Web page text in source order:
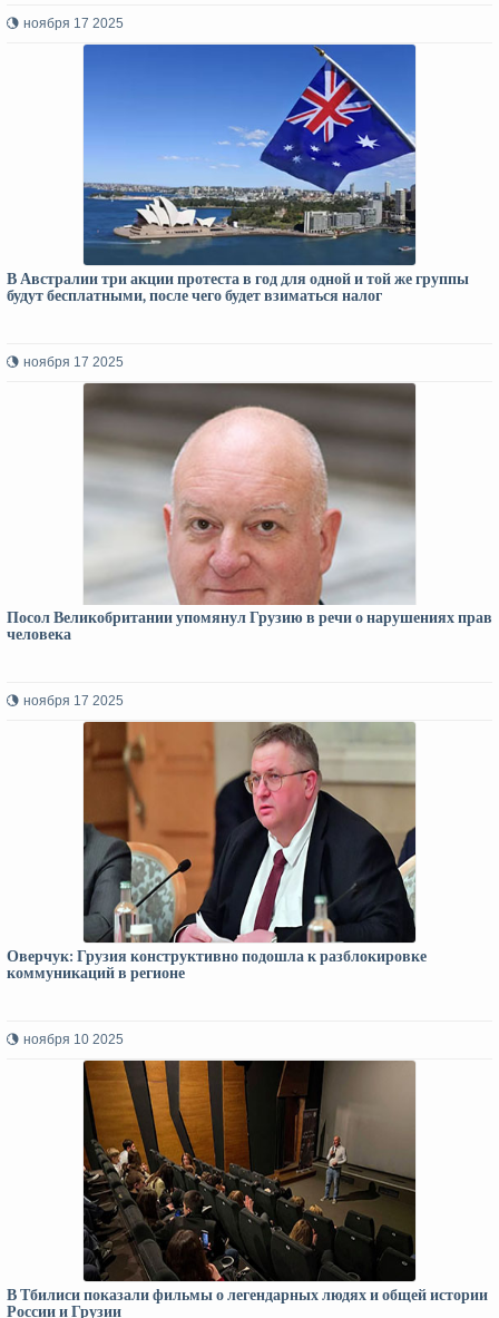
ноября 17 2025
В Австралии три акции протеста в год для одной и той же группы
будут бесплатными, после чего будет взиматься налог
ноября 17 2025
Посол Великобритании упомянул Грузию в речи о нарушениях прав
человека
ноября 17 2025
Оверчук: Грузия конструктивно подошла к разблокировке
коммуникаций в регионе
ноября 10 2025
В Тбилиси показали фильмы о легендарных людях и общей истории
России и Грузии